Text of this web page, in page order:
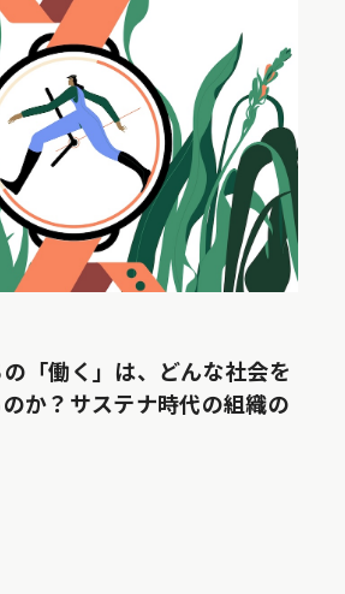
の「働く」は、どんな社会を
か？サステナ時代の組織の